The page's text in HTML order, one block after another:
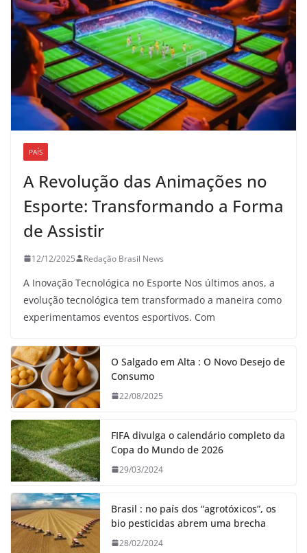
PAÍS
A Revolução das Animações no
Esporte: Transformando a Forma
de Assistir
12/12/2025 Redação Brasil News
A Inovação Tecnológica no Esporte Nos últimos anos, a
evolução tecnológica tem transformado a maneira como
experimentamos eventos esportivos. Com
O Salgado em Alta : O Novo Desejo de
Consumo
22/08/2025
FIFA divulga o calendário completo da
Copa do Mundo de 2026
29/03/2024
Brasil : no país dos “agrotóxicos”, os
bio pesticidas abrem uma brecha
28/02/2024